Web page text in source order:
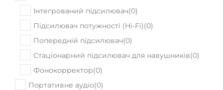
Інтегрований підсилювач(0)
Підсилювач потужності (Hi-Fi)(0)
Попередній підсилювач(0)
Стаціонарний підсилювач для навушників(0)
Фонокорректор(0)
Портативне аудіо(0)